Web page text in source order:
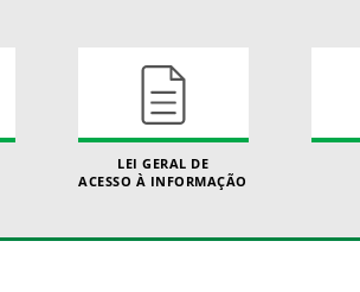
LEI GERAL DE
ACESSO À INFORMAÇÃO